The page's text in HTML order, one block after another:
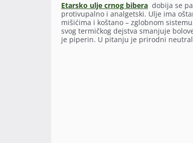
Etarsko ulje crnog bibera dobija se
protivupalno i analgetski. Ulje ima
mišićima i koštano – zglobnom
svog termičkog dejstva smanjuje
je piperin. U pitanju je prirodni